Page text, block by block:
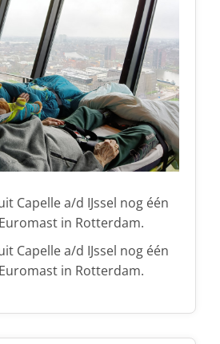
Capelle a/d IJssel nog één
in Rotterdam.
Capelle a/d IJssel nog één
in Rotterdam.